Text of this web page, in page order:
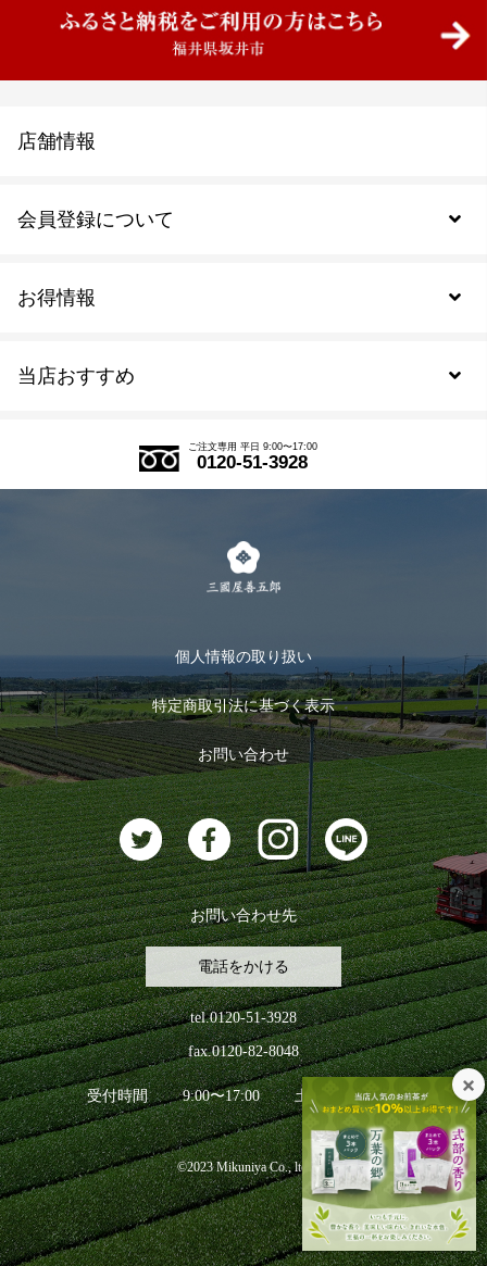
当店おすすめ
式部の香りシリーズ
お茶のギフト
おすすめのお茶
お茶に合うスイーツ
お得情報
会員登録について
会員規約について
ログイン
ログアウト
店舗情報
ご注文専用 平日 9:00〜17:00
0120-51-3928
個人情報の取り扱い
特定商取引法に基づく表示
お問い合わせ
お問い合わせ先
電話をかける
tel.0120-51-3928
fax.0120-82-8048
受付時間 9:00〜17:00 土日祝日を除く
©2023 Mikuniya Co., ltd.